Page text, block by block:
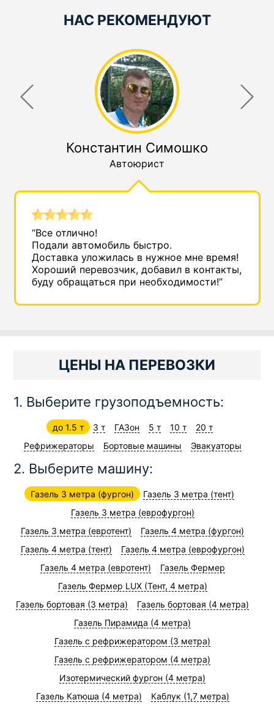
НАС РЕКОМЕНДУЮТ
Константин Симошко
Автоюрист
“Все отлично!
Подали автомобиль быстро.
Доставка уложилась в нужное мне время!
Хороший перевозчик, добавил в контакты,
буду обращаться при необходимости!”
ЦЕНЫ НА ПЕРЕВОЗКИ
1. Выберите грузоподъемность:
до 1.5 т 3 т ГАЗон 5 т 10 т
20 т
Рефрижераторы
Бортовые машины Эвакуаторы
2. Выберите машину:
Газель 3 метра (фургон)
Газель 3 метра (тент)
Газель 3 метра (еврофургон)
Газель 3 метра (евротент)
Газель 4 метра (фургон)
Газель 4 метра (тент)
Газель 4 метра (еврофургон)
Газель 4 метра (евротент)
Газель Фермер
Газель Фермер LUX (Тент, 4 метра)
Газель бортовая (3 метра)
Газель бортовая (4 метра)
Газель Пирамида (4 метра)
Газель с рефрижератором (3 метра)
Газель с рефрижератором (4 метра)
Изотермический фургон (4 метра)
Газель Катюша (4 метра)
Каблук (1,7 метра)